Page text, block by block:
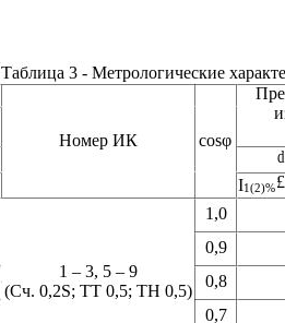
Таблица 3 - Метрологические
Номер ИК
cosφ
d
I1(2)%
1,0
0,9
0,8
0,7
1 – 3, 5 – 9
(Сч. 0,2S; ТТ 0,5; ТН 0,5)